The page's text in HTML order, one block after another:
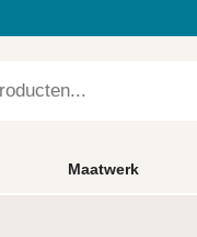
Maatwerk